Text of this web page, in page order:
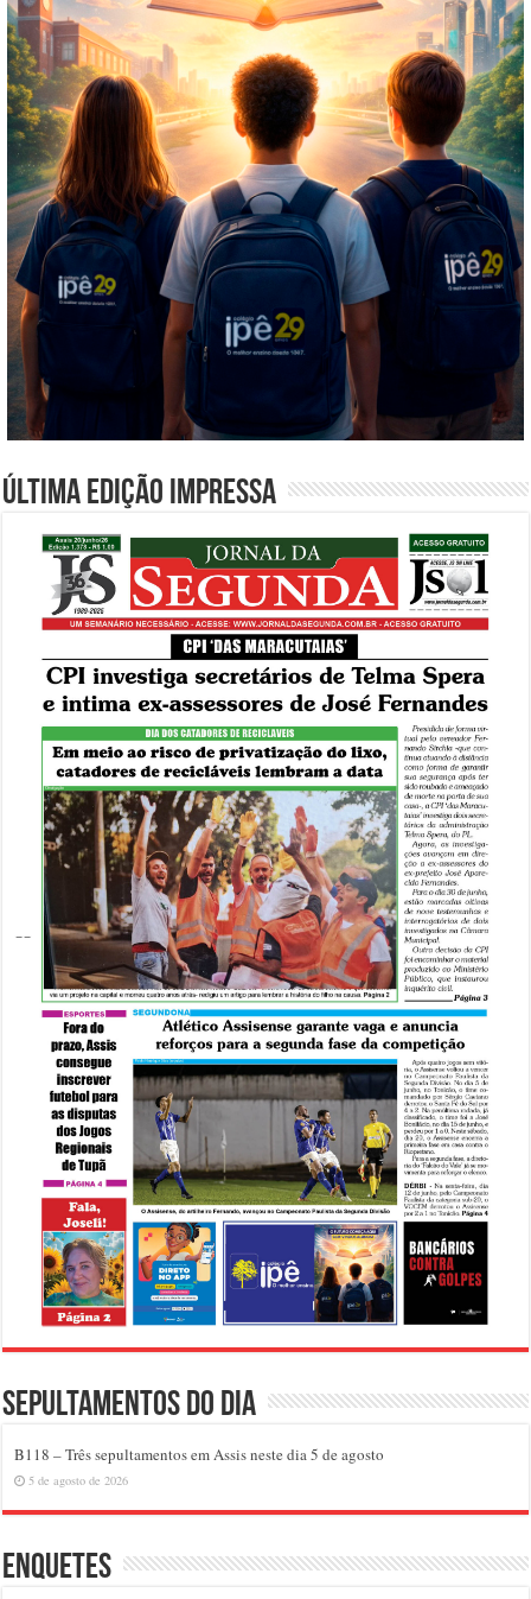
Última edição impressa
Sepultamentos do dia
B118 – Três sepultamentos em Assis neste dia 5 de agosto
5 de agosto de 2026
Enquetes